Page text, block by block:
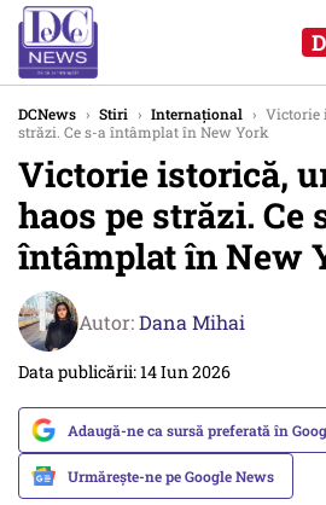
DCNews › Stiri › Internațional › Victorie
străzi. Ce s-a întâmplat în New York
Victorie istorică,
haos pe străzi. Ce
întâmplat în New
Autor:Dana Mihai
Data publicării: 14 Iun 2026
Adaugă-ne ca sursă preferată în
Urmărește-ne pe Google News